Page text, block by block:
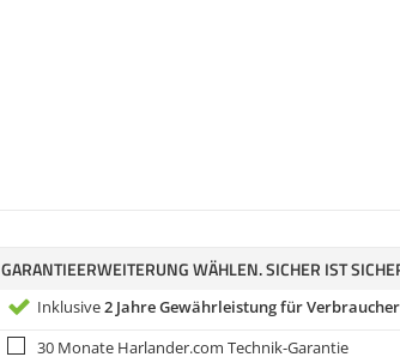
GARANTIEERWEITERUNG WÄHLEN. SICHER IST
Inklusive2 Jahre Gewährleistung für Verbraucher
30 Monate Harlander.com Technik-Garantie